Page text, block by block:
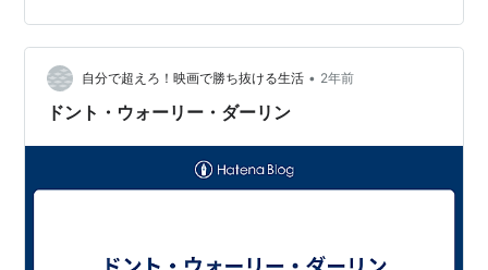
じてその裏に潜む謎と真実を描きます。以下では、映画
の概要、感想、考察を深掘りしつつ、見どころを整理し
ていきます。 作品概要 監督: オリヴィア・ワイルド 出演:
フローレンス・ピュー、ハリー・ス…
自分で超えろ！映画で勝ち抜ける生活 • 2年前
ドント・ウォーリー・ダーリン